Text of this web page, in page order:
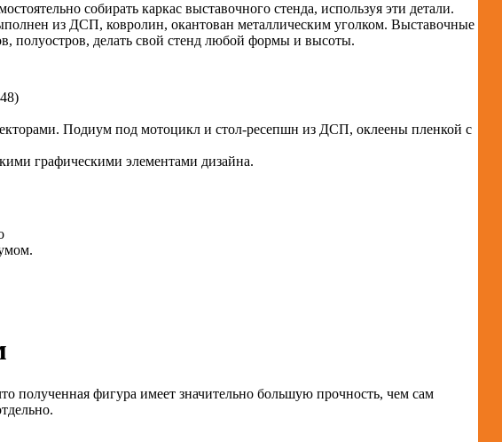
собирать каркас выставочного стенда, используя эти детали.
из ДСП, ковролин, окантован металлическим уголком. Выставочные
полуостров, делать свой стенд любой формы и высоты.
Подиум под мотоцикл и стол-ресепшн из ДСП, оклеены пленкой с
графическими элементами дизайна.
полученная фигура имеет значительно большую прочность, чем сам